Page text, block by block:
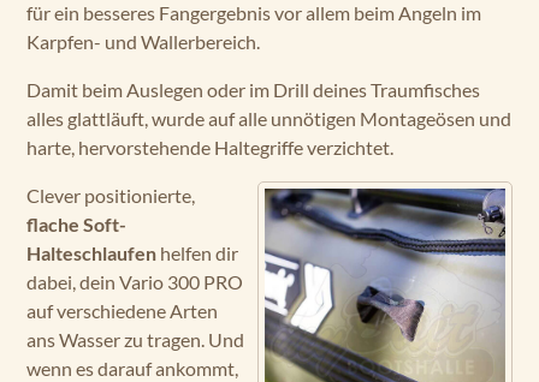
für ein besseres Fangergebnis vor allem beim Angeln im
Karpfen- und Wallerbereich.
Damit beim Auslegen oder im Drill deines Traumfisches
alles glattläuft, wurde auf alle unnötigen Montageösen und
harte, hervorstehende Haltegriffe verzichtet.
Clever positionierte,
flache Soft-
Halteschlaufen helfen dir
dabei, dein Vario 300 PRO
auf verschiedene Arten
ans Wasser zu tragen. Und
wenn es darauf ankommt,